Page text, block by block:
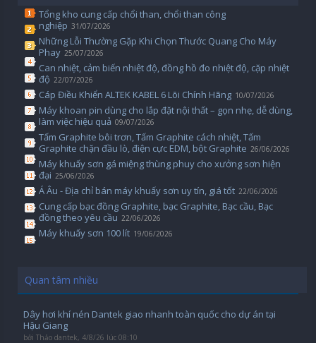
Tổng kho cung cấp chổi than, chổi than công
nghiệp 31/07/2026
Những Lỗi Thường Gặp Khi Chọn Thước Quang Cho Máy
Phay 25/07/2026
Can nhiệt, cảm biến nhiệt độ, đồng hồ đo nhiệt độ, cặp nhiệt
độ 22/07/2026
Cáp Điều Khiển ALTEK KABEL 6 Lõi Chính Hãng 10/07/2026
Máy khoan pin dùng cho lắp đặt nội thất – gọn nhẹ, dễ dùng,
làm việc hiệu quả 09/07/2026
Tấm Graphite bôi trơn, Tấm Graphite cách nhiệt, Tấm
Graphite chặn đầu lò, điện cực EDM, bột Graphite 26/06/2026
Máy khuấy sơn gá miệng thùng phuy cho xưởng sơn hiện
đại 25/06/2026
Á Âu - Địa chỉ bán máy khuấy sơn uy tín, giá tốt 22/06/2026
Cung cấp bạc đồng Graphite, bạc Graphite, Bạc cầu, Bạc
đồng theo yêu cầu 22/06/2026
Máy khuấy sơn 100 lít 19/06/2026
Quan tâm nhiều
Dây hơi khí nén Dantek giao nhanh toàn quốc cho dự án tại
Hậu Giang
bởi Thảo dantek, 4/8/26 lúc 08:10